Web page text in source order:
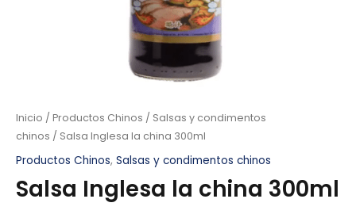
Inicio / Productos Chinos / Salsas y condimentos
chinos / Salsa Inglesa la china 300ml
Productos Chinos, Salsas y condimentos chinos
Salsa Inglesa la china 300ml